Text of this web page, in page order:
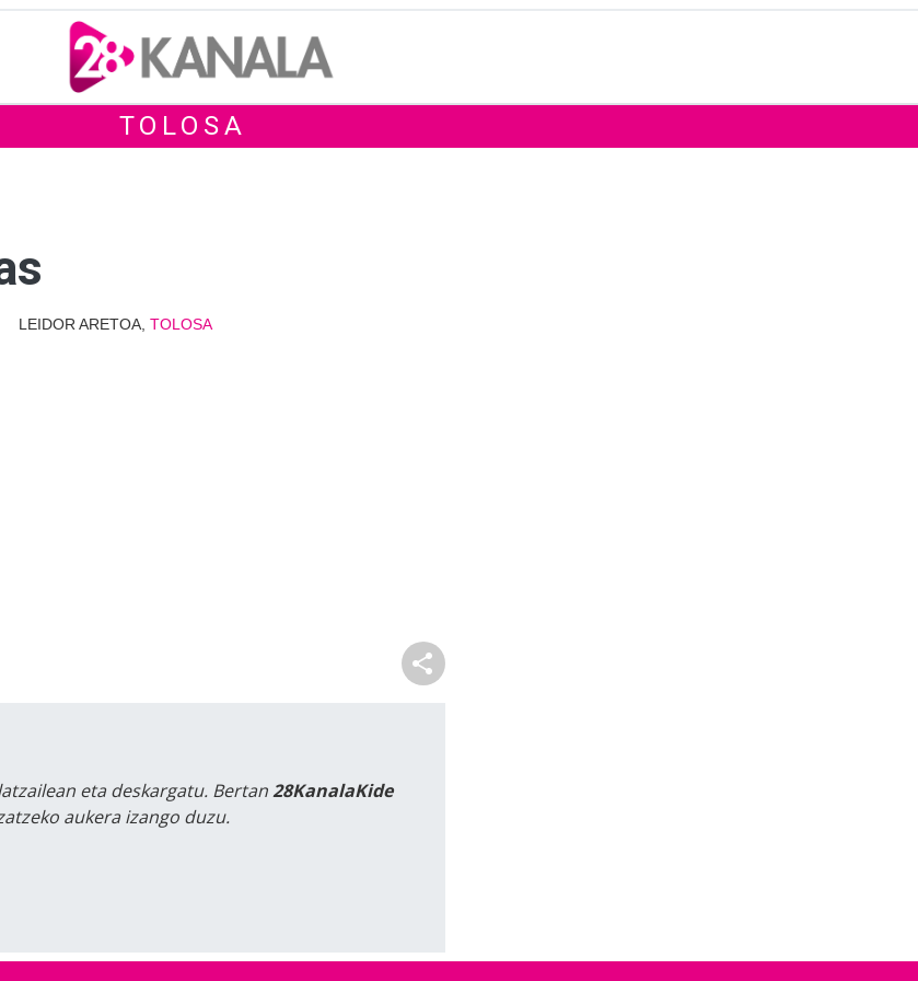
TOLOSA
LEIDOR ARETOA, TOLOSA
eta deskargatu. Bertan28KanalaKide
aukera izango duzu.